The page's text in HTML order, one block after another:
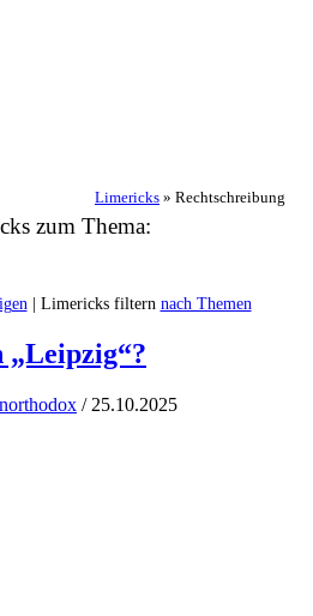
Limericks » Rechtschreibung
zum Thema:
| Limericks filtern nach Themen
„Leipzig“?
/ 25.10.2025